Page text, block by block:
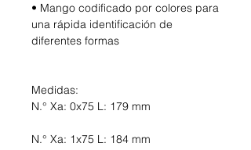
• Mango codificado por colores para
una rápida identificación de
diferentes formas
Medidas:
N.° Xa: 0x75 L: 179 mm
N.° Xa: 1x75 L: 184 mm